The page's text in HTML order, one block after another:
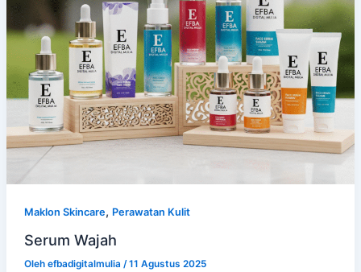
Maklon Skincare, Perawatan Kulit
Serum Wajah
Oleh efbadigitalmulia /11 Agustus 2025